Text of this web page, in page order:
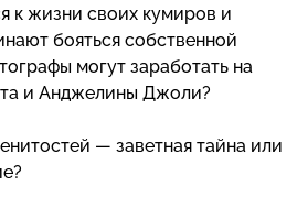
к жизни своих кумиров и
бояться собственной
могут заработать на
и Анджелины Джоли?
— заветная тайна или